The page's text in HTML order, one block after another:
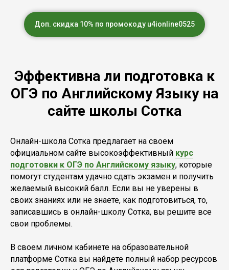
Доп. скидка 10% по промокоду u4ionline0525
Эффективна ли подготовка к
ОГЭ по Английскому Языку на
сайте школы Сотка
Онлайн-школа Сотка предлагает на своем
официальном сайте высокоэффективный курс
подготовки к ОГЭ по Английскому языку, которые
помогут студентам удачно сдать экзамен и получить
желаемый высокий балл. Если вы не уверены в
своих знаниях или не знаете, как подготовиться, то,
записавшись в онлайн-школу Сотка, вы решите все
свои проблемы.
В своем личном кабинете на образовательной
платформе Сотка вы найдете полный набор ресурсов